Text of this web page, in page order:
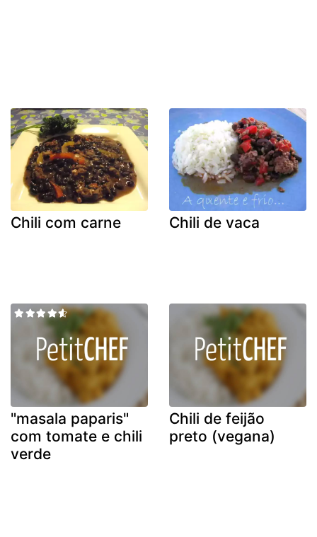
Chili com carne Chili de vaca
"masala paparis"
com tomate e chili
verde
Chili de feijão
preto (vegana)